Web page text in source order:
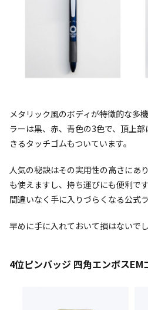
メタリック風のボディが特徴的な多
ラーは黒、赤、青色の3色で、頂上
きるタッチゴムもついています。
人気の秘訣はその実用性の高さにあ
も使えますし、持ち運びにも便利で
間違いなく手に入りづらくなる公式
早めに手に入れておいて損はないでし
4位ピンバッジ 四角エンボス